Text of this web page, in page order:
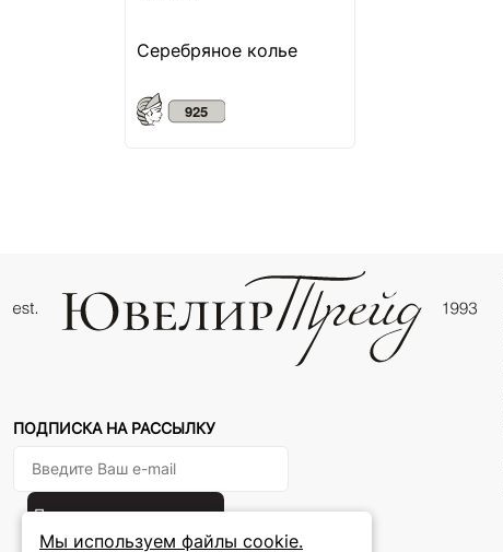
Серебряное колье
Мы используем файлы cookie.
ПОДПИСКА НА РАССЫЛКУ
Подписаться на новости